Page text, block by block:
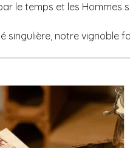
le temps et les
singulière, notre vignoble